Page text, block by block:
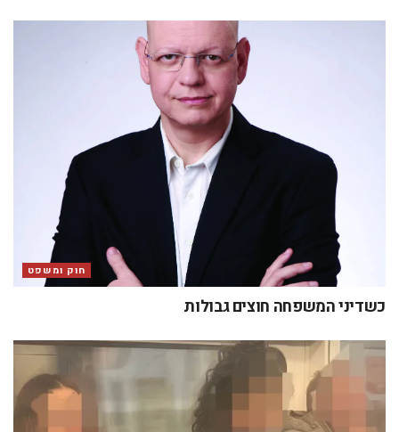
חוק ומשפט
כשדיני המשפחה חוצים גבולות